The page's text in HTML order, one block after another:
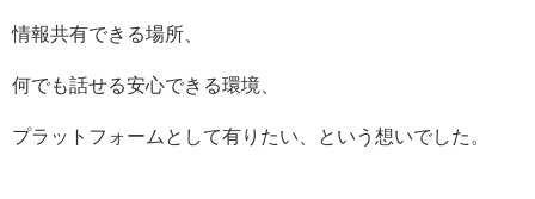
情報共有できる場所、
何でも話せる安心できる環境、
プラットフォームとして有りたい、という想いでした。